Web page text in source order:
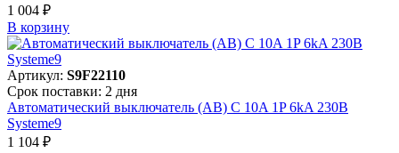
1 004 ₽
В корзинy
Артикул: S9F22110
Срок поставки: 2 дня
Автоматический выключатель (АВ) C 10A 1P 6kA 230В
Systeme9
1 104 ₽